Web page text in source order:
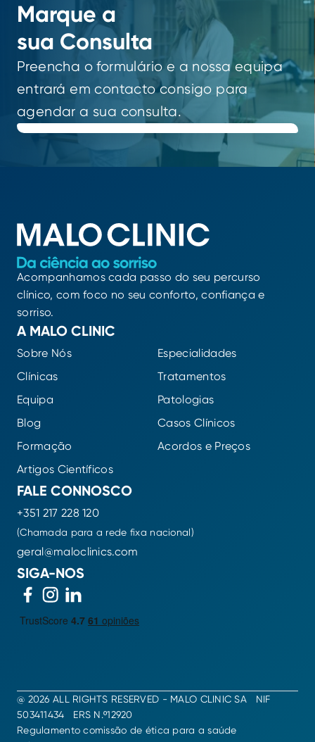
Marque a
sua Consulta
Preencha o formulário e a nossa equipa
entrará em contacto consigo para
agendar a sua consulta.
Acompanhamos cada passo do seu percurso
clínico, com foco no seu conforto, confiança e
sorriso.
A MALO CLINIC
Sobre Nós
Clínicas
Equipa
Blog
Formação
Artigos Científicos
Especialidades
Tratamentos
Patologias
Casos Clínicos
Acordos e Preços
FALE CONNOSCO
+351 217 228 120
(Chamada para a rede fixa nacional)
geral@maloclinics.com
SIGA-NOS
@ 2026 ALL RIGHTS RESERVED - MALO CLINIC SA NIF
503411434 ERS N.º12920
Regulamento comissão de ética para a saúde